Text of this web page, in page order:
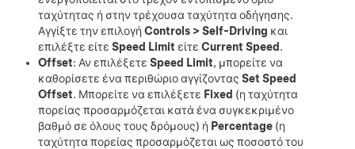
ταχύτητας ή στην τρέχουσα ταχύτητα οδήγησης.
Αγγίξτε την επιλογή Controls > Self-Driving και
επιλέξτε είτε Speed Limit είτε Current Speed .
Offset: Αν επιλέξετε Speed Limit, μπορείτε να
καθορίσετε ένα περιθώριο αγγίζοντας Set Speed
Offset. Μπορείτε να επιλέξετε Fixed (η ταχύτητα
πορείας προσαρμόζεται κατά ένα συγκεκριμένο
βαθμό σε όλους τους δρόμους) ή Percentage (η
ταχύτητα πορείας προσαρμόζεται ως ποσοστό του